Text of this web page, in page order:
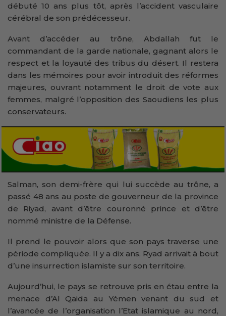
débuté 10 ans plus tôt, après l’accident vasculaire
cérébral de son prédécesseur.
Avant d’accéder au trône, Abdallah fut le
commandant de la garde nationale, gagnant alors le
respect et la loyauté des tribus du désert. Il restera
dans les mémoires pour avoir introduit des réformes
majeures, ouvrant notamment le droit de vote aux
femmes, malgré l’opposition des Saoudiens les plus
conservateurs.
Salman, son demi-frère qui lui succède au trône, a
passé 48 ans au poste de gouverneur de la province
de Riyad, avant d’être couronné prince et d’être
nommé ministre de la Défense.
Il prend le pouvoir alors que son pays traverse une
période compliquée. Il y a dix ans, Ryad arrivait à bout
d’une insurrection islamiste sur son territoire.
Aujourd’hui, le pays se retrouve pris en étau entre la
menace d’Al Qaida au Yémen venant du sud et
l’avancée de l’organisation l’Etat islamique au nord,